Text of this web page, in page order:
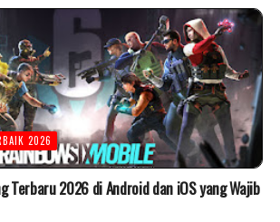
2026
Terbaru 2026 di Android dan iOS yang Wajib